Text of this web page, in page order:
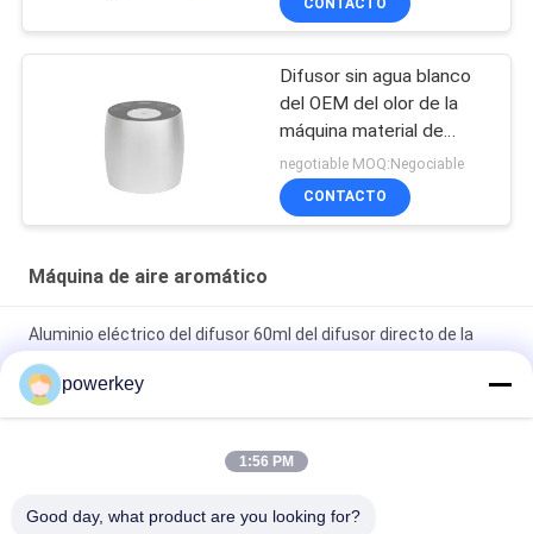
Difusor sin agua blanco
del OEM del olor de la
máquina material de
aluminio 60ml del aire
mini
negotiable MOQ:Negociable
CONTACTO
Máquina de aire aromático
Aluminio eléctrico del difusor 60ml del difusor directo de la
venta de la fabricación de China mini
Aluminio directo del difusor 60ml del aceite esencial del aroma
difusor del aceite esencial del premio 100Ml
powerkey
1:56 PM
Good day, what product are you looking for?